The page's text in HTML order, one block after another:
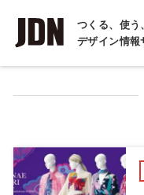
つくる、使う
デザイン情報
INTERVIEW
インタビュー
COLUMN
コラム